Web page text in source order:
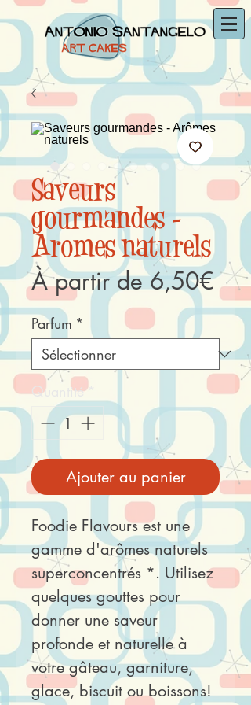
Saveurs
gourmandes -
Arômes naturels
À partir de6,50€Prix
Parfum *
Quantité*
Ajouter au panier
Foodie Flavours est une
gamme d'arômes naturels
superconcentrés *. Utilisez
quelques gouttes pour
donner une saveur
profonde et naturelle à
votre gâteau, garniture,
glace, biscuit ou boissons!